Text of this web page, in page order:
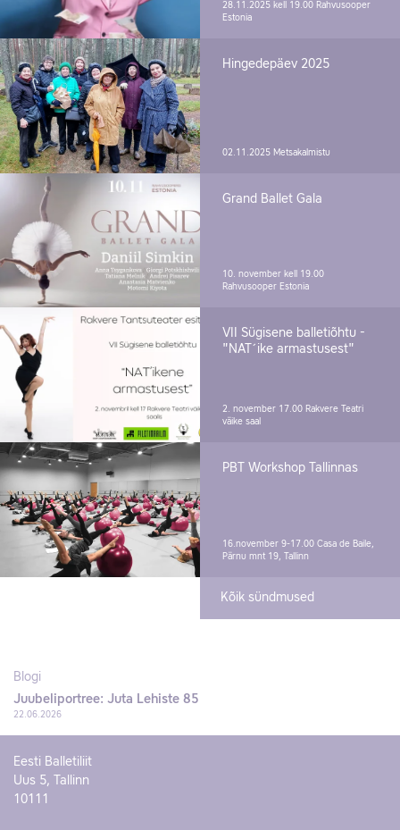
28.11.2025 kell 19.00 Rahvusooper
Estonia
Hingedepäev 2025
02.11.2025 Metsakalmistu
Grand Ballet Gala
10. november kell 19.00
Rahvusooper Estonia
VII Sügisene balletiõhtu -
"NAT´ike armastusest"
2. november 17.00 Rakvere Teatri
väike saal
PBT Workshop Tallinnas
16.november 9-17.00 Casa de Baile,
Pärnu mnt 19, Tallinn
Kõik sündmused
Blogi
Juubeliportree: Juta Lehiste 85
22.06.2026
Eesti Balletiliit
Uus 5, Tallinn
10111